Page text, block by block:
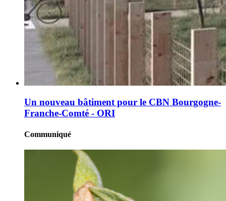
Un nouveau bâtiment pour le CBN Bourgogne-
Franche-Comté - ORI
Communiqué